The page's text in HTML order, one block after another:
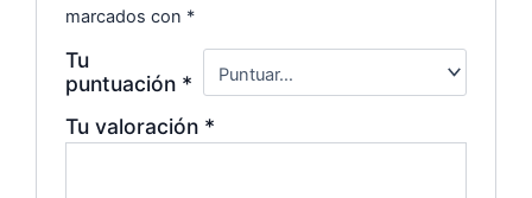
marcados con *
Tu
puntuación *
Tu valoración *